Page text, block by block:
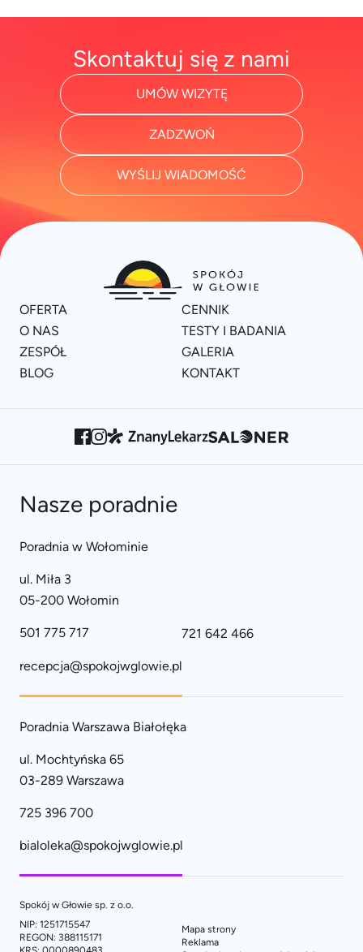
Skontaktuj się z nami
UMÓW WIZYTĘ
ZADZWOŃ
WYŚLIJ WIADOMOŚĆ
OFERTA
CENNIK
O NAS
TESTY I BADANIA
ZESPÓŁ
GALERIA
BLOG
KONTAKT
Nasze poradnie
Poradnia w Wołominie
ul. Miła 3
05-200 Wołomin
501 775 717 721 642 466
recepcja@spokojwglowie.pl
Poradnia Warszawa Białołęka
ul. Mochtyńska 65
03-289 Warszawa
725 396 700
bialoleka@spokojwglowie.pl
Spokój w Głowie sp. z o.o.
NIP: 1251715547
REGON: 388115171
Mapa strony
Reklama